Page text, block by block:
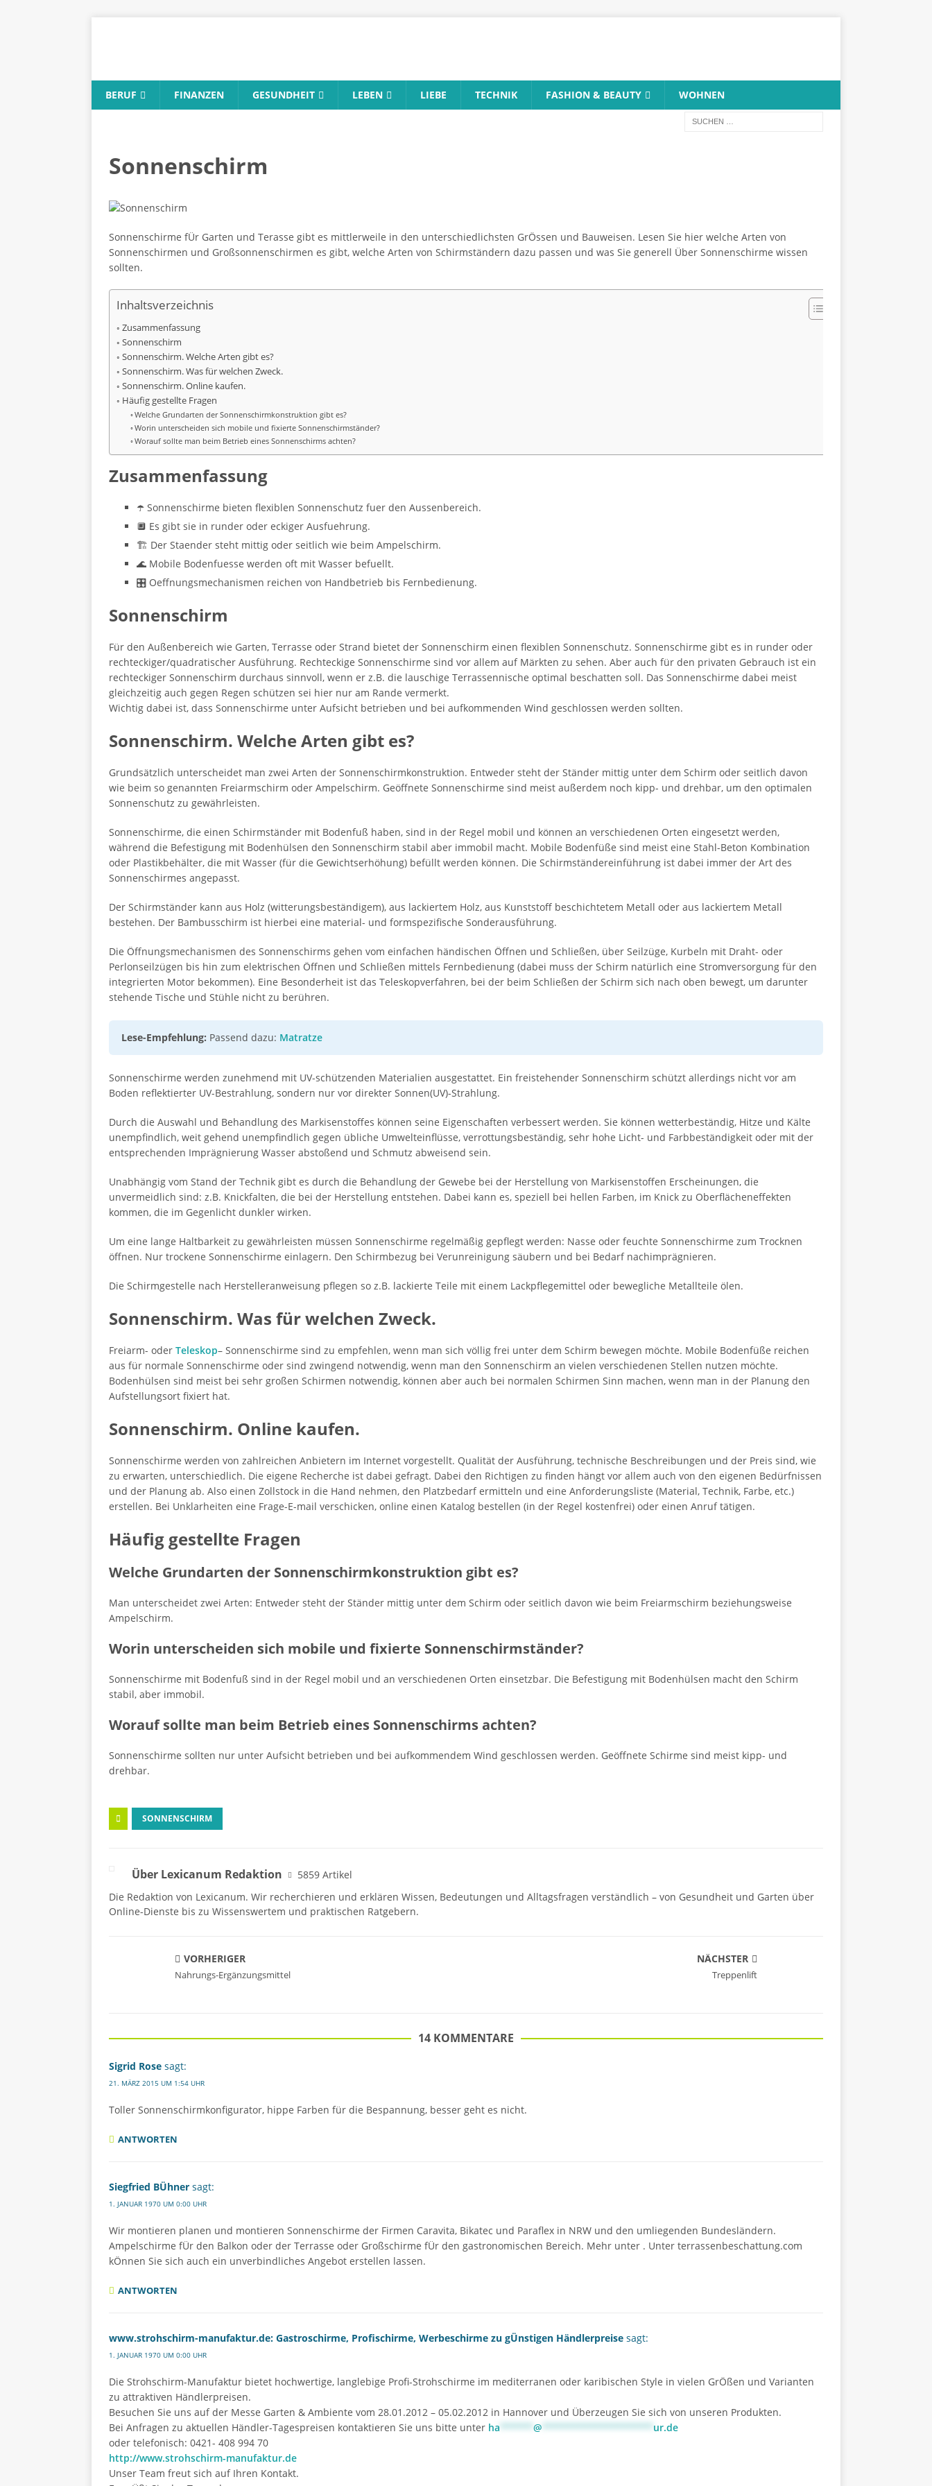
BERUF FINANZEN GESUNDHEIT LEBEN LIEBE TECHNIK FASHION & BEAUTY WOHNEN
Sonnenschirm
Sonnenschirme fÜr Garten und Terasse gibt es mittlerweile in den unterschiedlichsten GrÖssen und Bauweisen. Lesen Sie hier welche Arten von
Sonnenschirmen und Großsonnenschirmen es gibt, welche Arten von Schirmständern dazu passen und was Sie generell Über Sonnenschirme wissen
sollten.
Inhaltsverzeichnis
Zusammenfassung
Sonnenschirm
Sonnenschirm. Welche Arten gibt es?
Sonnenschirm. Was für welchen Zweck.
Sonnenschirm. Online kaufen.
Häufig gestellte Fragen
Welche Grundarten der Sonnenschirmkonstruktion gibt es?
Worin unterscheiden sich mobile und fixierte Sonnenschirmständer?
Worauf sollte man beim Betrieb eines Sonnenschirms achten?
Zusammenfassung
☂️ Sonnenschirme bieten flexiblen Sonnenschutz fuer den Aussenbereich.
🔲 Es gibt sie in runder oder eckiger Ausfuehrung.
🏗️ Der Staender steht mittig oder seitlich wie beim Ampelschirm.
🌊 Mobile Bodenfuesse werden oft mit Wasser befuellt.
🎛️ Oeffnungsmechanismen reichen von Handbetrieb bis Fernbedienung.
Sonnenschirm
Für den Außenbereich wie Garten, Terrasse oder Strand bietet der Sonnenschirm einen flexiblen Sonnenschutz. Sonnenschirme gibt es in runder oder
rechteckiger/quadratischer Ausführung. Rechteckige Sonnenschirme sind vor allem auf Märkten zu sehen. Aber auch für den privaten Gebrauch ist ein
rechteckiger Sonnenschirm durchaus sinnvoll, wenn er z.B. die lauschige Terrassennische optimal beschatten soll. Das Sonnenschirme dabei meist
gleichzeitig auch gegen Regen schützen sei hier nur am Rande vermerkt.
Wichtig dabei ist, dass Sonnenschirme unter Aufsicht betrieben und bei aufkommenden Wind geschlossen werden sollten.
Sonnenschirm. Welche Arten gibt es?
Grundsätzlich unterscheidet man zwei Arten der Sonnenschirmkonstruktion. Entweder steht der Ständer mittig unter dem Schirm oder seitlich davon
wie beim so genannten Freiarmschirm oder Ampelschirm. Geöffnete Sonnenschirme sind meist außerdem noch kipp- und drehbar, um den optimalen
Sonnenschutz zu gewährleisten.
Sonnenschirme, die einen Schirmständer mit Bodenfuß haben, sind in der Regel mobil und können an verschiedenen Orten eingesetzt werden,
während die Befestigung mit Bodenhülsen den Sonnenschirm stabil aber immobil macht. Mobile Bodenfüße sind meist eine Stahl-Beton Kombination
oder Plastikbehälter, die mit Wasser (für die Gewichtserhöhung) befüllt werden können. Die Schirmständereinführung ist dabei immer der Art des
Sonnenschirmes angepasst.
Der Schirmständer kann aus Holz (witterungsbeständigem), aus lackiertem Holz, aus Kunststoff beschichtetem Metall oder aus lackiertem Metall
bestehen. Der Bambusschirm ist hierbei eine material- und formspezifische Sonderausführung.
Die Öffnungsmechanismen des Sonnenschirms gehen vom einfachen händischen Öffnen und Schließen, über Seilzüge, Kurbeln mit Draht- oder
Perlonseilzügen bis hin zum elektrischen Öffnen und Schließen mittels Fernbedienung (dabei muss der Schirm natürlich eine Stromversorgung für den
integrierten Motor bekommen). Eine Besonderheit ist das Teleskopverfahren, bei der beim Schließen der Schirm sich nach oben bewegt, um darunter
stehende Tische und Stühle nicht zu berühren.
Lese-Empfehlung: Passend dazu: Matratze
Sonnenschirme werden zunehmend mit UV-schützenden Materialien ausgestattet. Ein freistehender Sonnenschirm schützt allerdings nicht vor am
Boden reflektierter UV-Bestrahlung, sondern nur vor direkter Sonnen(UV)-Strahlung.
Durch die Auswahl und Behandlung des Markisenstoffes können seine Eigenschaften verbessert werden. Sie können wetterbeständig, Hitze und Kälte
unempfindlich, weit gehend unempfindlich gegen übliche Umwelteinflüsse, verrottungsbeständig, sehr hohe Licht- und Farbbeständigkeit oder mit der
entsprechenden Imprägnierung Wasser abstoßend und Schmutz abweisend sein.
Unabhängig vom Stand der Technik gibt es durch die Behandlung der Gewebe bei der Herstellung von Markisenstoffen Erscheinungen, die
unvermeidlich sind: z.B. Knickfalten, die bei der Herstellung entstehen. Dabei kann es, speziell bei hellen Farben, im Knick zu Oberflächeneffekten
kommen, die im Gegenlicht dunkler wirken.
Um eine lange Haltbarkeit zu gewährleisten müssen Sonnenschirme regelmäßig gepflegt werden: Nasse oder feuchte Sonnenschirme zum Trocknen
öffnen. Nur trockene Sonnenschirme einlagern. Den Schirmbezug bei Verunreinigung säubern und bei Bedarf nachimprägnieren.
Die Schirmgestelle nach Herstelleranweisung pflegen so z.B. lackierte Teile mit einem Lackpflegemittel oder bewegliche Metallteile ölen.
Sonnenschirm. Was für welchen Zweck.
Freiarm- oder Teleskop– Sonnenschirme sind zu empfehlen, wenn man sich völlig frei unter dem Schirm bewegen möchte. Mobile Bodenfüße reichen
aus für normale Sonnenschirme oder sind zwingend notwendig, wenn man den Sonnenschirm an vielen verschiedenen Stellen nutzen möchte.
Bodenhülsen sind meist bei sehr großen Schirmen notwendig, können aber auch bei normalen Schirmen Sinn machen, wenn man in der Planung den
Aufstellungsort fixiert hat.
Sonnenschirm. Online kaufen.
Sonnenschirme werden von zahlreichen Anbietern im Internet vorgestellt. Qualität der Ausführung, technische Beschreibungen und der Preis sind, wie
zu erwarten, unterschiedlich. Die eigene Recherche ist dabei gefragt. Dabei den Richtigen zu finden hängt vor allem auch von den eigenen Bedürfnissen
und der Planung ab. Also einen Zollstock in die Hand nehmen, den Platzbedarf ermitteln und eine Anforderungsliste (Material, Technik, Farbe, etc.)
erstellen. Bei Unklarheiten eine Frage-E-mail verschicken, online einen Katalog bestellen (in der Regel kostenfrei) oder einen Anruf tätigen.
Häufig gestellte Fragen
Welche Grundarten der Sonnenschirmkonstruktion gibt es?
Man unterscheidet zwei Arten: Entweder steht der Ständer mittig unter dem Schirm oder seitlich davon wie beim Freiarmschirm beziehungsweise
Ampelschirm.
Worin unterscheiden sich mobile und fixierte Sonnenschirmständer?
Sonnenschirme mit Bodenfuß sind in der Regel mobil und an verschiedenen Orten einsetzbar. Die Befestigung mit Bodenhülsen macht den Schirm
stabil, aber immobil.
Worauf sollte man beim Betrieb eines Sonnenschirms achten?
Sonnenschirme sollten nur unter Aufsicht betrieben und bei aufkommendem Wind geschlossen werden. Geöffnete Schirme sind meist kipp- und
drehbar.
SONNENSCHIRM
Über Lexicanum Redaktion
5859 Artikel
Die Redaktion von Lexicanum. Wir recherchieren und erklären Wissen, Bedeutungen und Alltagsfragen verständlich – von Gesundheit und Garten über
Online-Dienste bis zu Wissenswertem und praktischen Ratgebern.
VORHERIGER
Nahrungs-Ergänzungsmittel
NÄCHSTER
Treppenlift
14 KOMMENTARE
Sigrid Rose sagt:
21. MÄRZ 2015 UM 1:54 UHR
Toller Sonnenschirmkonfigurator, hippe Farben für die Bespannung, besser geht es nicht.
ANTWORTEN
Siegfried BÜhner sagt:
1. JANUAR 1970 UM 0:00 UHR
Wir montieren planen und montieren Sonnenschirme der Firmen Caravita, Bikatec und Paraflex in NRW und den umliegenden Bundesländern.
Ampelschirme fÜr den Balkon oder der Terrasse oder Großschirme fÜr den gastronomischen Bereich. Mehr unter . Unter terrassenbeschattung.com
kÖnnen Sie sich auch ein unverbindliches Angebot erstellen lassen.
ANTWORTEN
www.strohschirm-manufaktur.de: Gastroschirme, Profischirme, Werbeschirme zu gÜnstigen Händlerpreise sagt:
1. JANUAR 1970 UM 0:00 UHR
Die Strohschirm-Manufaktur bietet hochwertige, langlebige Profi-Strohschirme im mediterranen oder karibischen Style in vielen GrÖßen und Varianten
zu attraktiven Händlerpreisen.
Besuchen Sie uns auf der Messe Garten & Ambiente vom 28.01.2012 – 05.02.2012 in Hannover und Überzeugen Sie sich von unseren Produkten.
Bei Anfragen zu aktuellen Händler-Tagespreisen kontaktieren Sie uns bitte unter ha ****** @ ******************** ur.de
oder telefonisch: 0421- 408 994 70
http://www.strohschirm-manufaktur.de
Unser Team freut sich auf Ihren Kontakt.